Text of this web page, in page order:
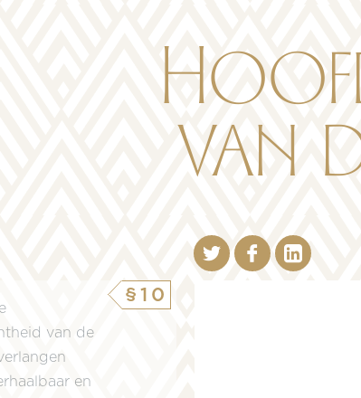
van
§10
van de
en